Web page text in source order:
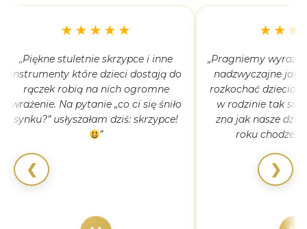
❮
★★★★★
„Piękne stuletnie skrzypce i inne
instrumenty które dzieci dostają do
rączek robią na nich ogromne
wrażenie. Na pytanie „co ci się śniło
synku?” usłyszałam dziś: skrzypce!
”
„Pragniemy wyrazić
nadzwyczajne jak
rozkochać
w rodzinie tak się
zna jak nasze
roku
❯